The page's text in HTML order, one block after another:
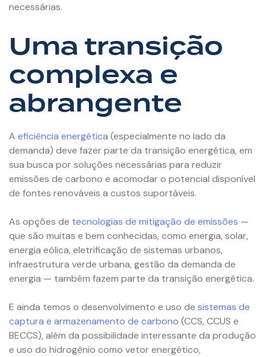
necessárias.
Uma transição
complexa e
abrangente
A eficiência energética (especialmente no lado da
demanda) deve fazer parte da transição energética, em
sua busca por soluções necessárias para reduzir
emissões de carbono e acomodar o potencial disponível
de fontes renováveis a custos suportáveis.
As opções de tecnologias de mitigação de emissões —
que são muitas e bem conhecidas, como energia, solar,
energia eólica, eletrificação de sistemas urbanos,
infraestrutura verde urbana, gestão da demanda de
energia — também fazem parte da transição energética.
E ainda temos o desenvolvimento e uso de sistemas de
captura e armazenamento de carbono (CCS, CCUS e
BECCS), além da possibilidade interessante da produção
e uso do hidrogênio como vetor energético,